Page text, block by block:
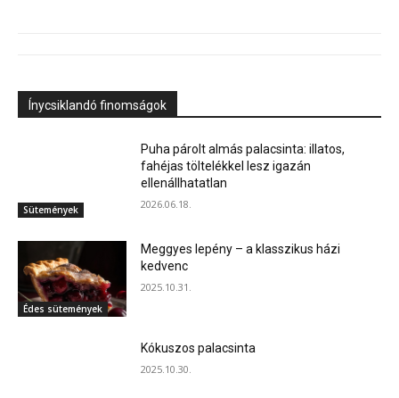
Ínycsiklandó finomságok
Sütemények
Puha párolt almás palacsinta: illatos,
fahéjas töltelékkel lesz igazán
ellenállhatatlan
2026.06.18.
Édes sütemények
Meggyes lepény – a klasszikus házi
kedvenc
2025.10.31.
Kókuszos palacsinta
2025.10.30.